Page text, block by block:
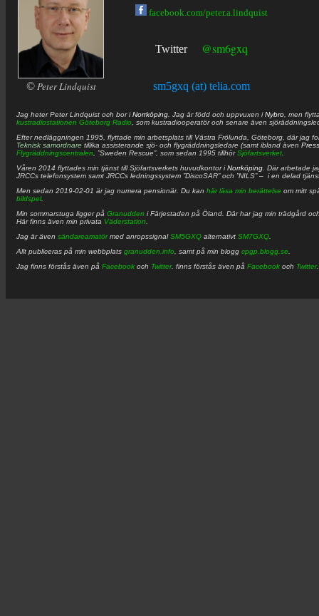
© Peter Lindquist
facebook.com/peter.a.lindquist
Twitter @sm6gxq
sm5gxq (at) telia.com
Jag heterPeter Lindquist och bor iNorrköping . Jag är född och uppvuxen iNybro , men
kustradiostationen Göteborg Radio , som kustradiooperatör och senare även
Efter nedläggningen 1995, flyttade min arbetsplats till Västra Frölunda, Göteborg, där jag
Teknisk samordnare tillika assisterande sjö- och flygräddningsledare (samt ibland även
Flygräddningscentralen , ”Sweden Rescue”, som sedan 1995 tillhörSjöfartsverket
Våren 2014 flyttades min tjänst till Sjöfartsverkets huvudkontor iNorrköping . Där arbetade
JRCCs telefonsystem samt JRCCs ledningssystem ”DiscoSAR” och ”NILS” – i en delad
Men sedan 2019-02-01 är jag numera pensionär. Du kan här läsa min berättelse om mitt
bildspel.
Min sommarstuga ligger på Granudden i Färjestaden på Öland. Där har jag min trädgård
Här finns även min privata Väderstation
Jag är även sändareamatörmed anropssignalSM5GXQ alternativt SM7GXQ
Allt publiceras på min webbplats granudden.info , samt på min blogg cpgp.blogg.se
Jag finns förstås även på Facebook och Twitter. finns förstås även på Facebook och Twitter.